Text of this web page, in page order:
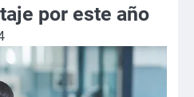
por este año